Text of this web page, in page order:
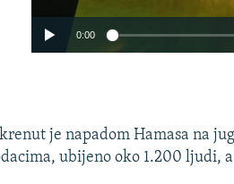
0:00
je napadom Hamasa na
ubijeno oko 1.200 ljudi,